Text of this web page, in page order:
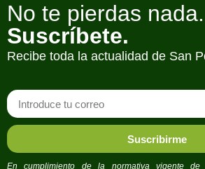
No te pierdas nada.
Suscríbete.
Recibe toda la actualidad de San
Suscribirme
En cumplimiento de la normativa vigente